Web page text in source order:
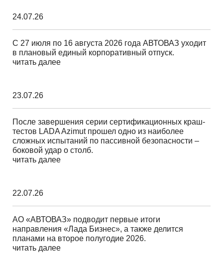
24.07.26
С 27 июля по 16 августа 2026 года АВТОВАЗ уходит
в плановый единый корпоративный отпуск.
читать далее
23.07.26
После завершения серии сертификационных краш-
тестов LADA Azimut прошел одно из наиболее
сложных испытаний по пассивной безопасности –
боковой удар о столб.
читать далее
22.07.26
АО «АВТОВАЗ» подводит первые итоги
направления «Лада Бизнес», а также делится
планами на второе полугодие 2026.
читать далее